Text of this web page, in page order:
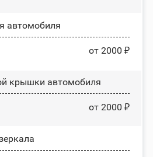
автомобиля
от 2000 ₽
крышки автомобиля
от 2000 ₽